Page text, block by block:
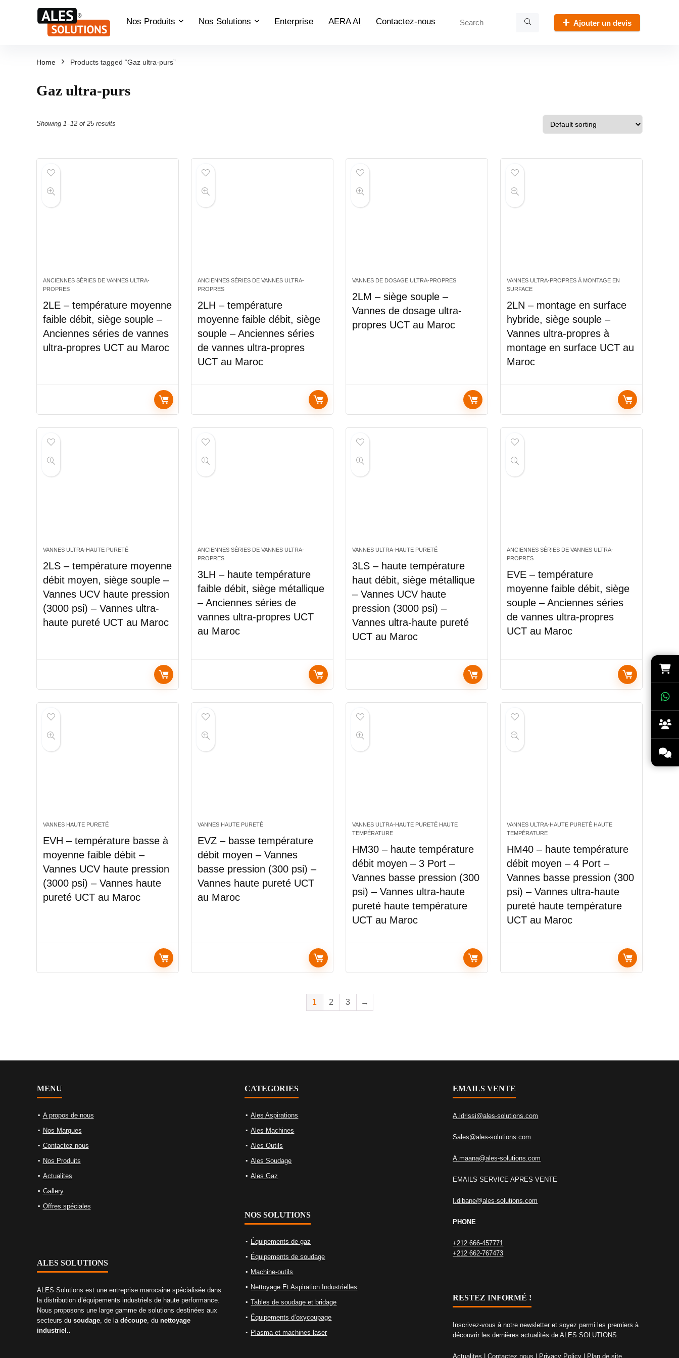
Nos Produits Nos Solutions Enterprise AERA AI Contactez-nous Ajouter un devis
Home Products tagged “Gaz ultra-purs”
Gaz ultra-purs
Showing 1–12 of 25 results
ANCIENNES SÉRIES DE VANNES ULTRA-
PROPRES
2LE – température moyenne
faible débit, siège souple –
Anciennes séries de vannes
ultra-propres UCT au Maroc
ANCIENNES SÉRIES DE VANNES ULTRA-
PROPRES
2LH – température
moyenne faible débit, siège
souple – Anciennes séries
de vannes ultra-propres
UCT au Maroc
VANNES DE DOSAGE ULTRA-PROPRES
2LM – siège souple –
Vannes de dosage ultra-
propres UCT au Maroc
VANNES ULTRA-PROPRES À MONTAGE EN
SURFACE
2LN – montage en surface
hybride, siège souple –
Vannes ultra-propres à
montage en surface UCT au
Maroc
VANNES ULTRA-HAUTE PURETÉ
2LS – température moyenne
débit moyen, siège souple –
Vannes UCV haute pression
(3000 psi) – Vannes ultra-
haute pureté UCT au Maroc
ANCIENNES SÉRIES DE VANNES ULTRA-
PROPRES
3LH – haute température
faible débit, siège métallique
– Anciennes séries de
vannes ultra-propres UCT
au Maroc
VANNES ULTRA-HAUTE PURETÉ
3LS – haute température
haut débit, siège métallique
– Vannes UCV haute
pression (3000 psi) –
Vannes ultra-haute pureté
UCT au Maroc
ANCIENNES SÉRIES DE VANNES ULTRA-
PROPRES
EVE – température
moyenne faible débit, siège
souple – Anciennes séries
de vannes ultra-propres
UCT au Maroc
VANNES HAUTE PURETÉ
EVH – température basse à
moyenne faible débit –
Vannes UCV haute pression
(3000 psi) – Vannes haute
pureté UCT au Maroc
VANNES HAUTE PURETÉ
EVZ – basse température
débit moyen – Vannes
basse pression (300 psi) –
Vannes haute pureté UCT
au Maroc
VANNES ULTRA-HAUTE PURETÉ HAUTE
TEMPÉRATURE
HM30 – haute température
débit moyen – 3 Port –
Vannes basse pression (300
psi) – Vannes ultra-haute
pureté haute température
UCT au Maroc
VANNES ULTRA-HAUTE PURETÉ HAUTE
TEMPÉRATURE
HM40 – haute température
débit moyen – 4 Port –
Vannes basse pression (300
psi) – Vannes ultra-haute
pureté haute température
UCT au Maroc
1 2 3 →
MENU
A propos de nous
Nos Marques
Contactez nous
Nos Produits
Actualites
Gallery
Offres spéciales
ALES SOLUTIONS
ALES Solutions est une entreprise marocaine spécialisée dans
la distribution d’équipements industriels de haute performance.
Nous proposons une large gamme de solutions destinées aux
secteurs du soudage, de la découpe, du nettoyage
industriel..
CATEGORIES
Ales Aspirations
Ales Machines
Ales Outils
Ales Soudage
Ales Gaz
NOS SOLUTIONS
Équipements de gaz
Équipements de soudage
Machine-outils
Nettoyage Et Aspiration Industrielles
Tables de soudage et bridage
Équipements d’oxycoupage
Plasma et machines laser
EMAILS VENTE
A.idrissi@ales-solutions.com
Sales@ales-solutions.com
A.maana@ales-solutions.com
EMAILS SERVICE APRES VENTE
I.dibane@ales-solutions.com
PHONE
+212 666-457771
+212 662-767473
RESTEZ INFORMÉ !
Inscrivez-vous à notre newsletter et soyez parmi les premiers à
découvrir les dernières actualités de ALES SOLUTIONS.
Actualites |Contactez nous Privacy Policy Plan de site